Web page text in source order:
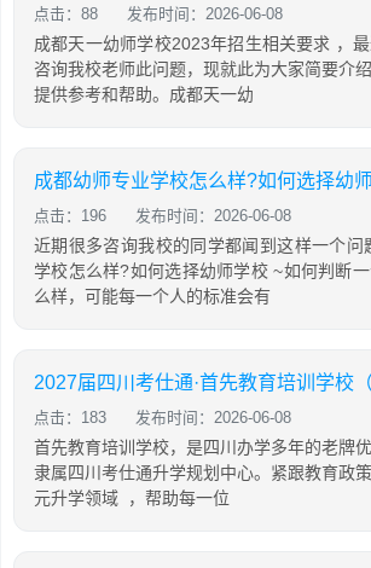
点击：88 发布时间：2026-06-08
成都天一幼师学校2023年招生相关要求 ，
咨询我校老师此问题，现就此为大家简要介
提供参考和帮助。成都天一幼
成都幼师专业学校怎么样?如何选择幼
点击：196 发布时间：2026-06-08
近期很多咨询我校的同学都闻到这样一个问
学校怎么样?如何选择幼师学校 ~如何判断
么样，可能每一个人的标准会有
点击：183 发布时间：2026-06-08
首先教育培训学校，是四川办学多年的老牌
隶属四川考仕通升学规划中心。紧跟教育政
元升学领域 ，帮助每一位